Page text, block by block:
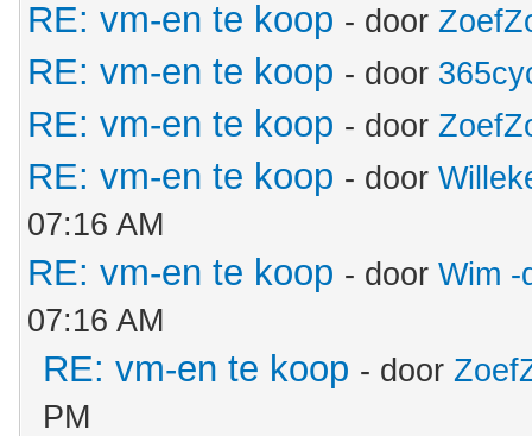
RE: vm-en te koop - door
RE: vm-en te koop - door
RE: vm-en te koop - door
RE: vm-en te koop - door
07:16 AM
RE: vm-en te koop - door Wim -
07:16 AM
RE: vm-en te koop - door
PM